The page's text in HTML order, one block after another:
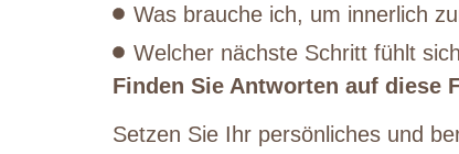
Was brauche ich, um innerlich
Welcher nächste Schritt fühlt
Finden Sie Antworten auf diese
Setzen Sie Ihr persönliches und